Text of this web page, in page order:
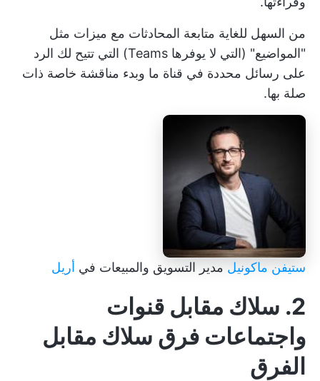
من السهل للغاية متابعة المحادثات مع ميزات مثل
"المواضيع" (التي لا يوفرها Teams) التي تتيح لك الرد
على رسائل محددة في قناة ما وبدء مناقشة خاصة ذات
صلة بها.
ستيفن ماكونيل مدير التسويق والمبيعات في أريل
2. سلاك مقابل قنوات
واجتماعات فرق سلاك مقابل
الفرق